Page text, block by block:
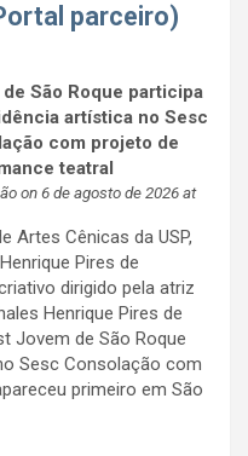
parceiro)
São Roque participa
artística no Sesc
com projeto de
teatral
on 6 de agosto de 2026 at
Artes Cênicas da USP,
Pires de
dirigido pela atriz
Henrique Pires de
Jovem de São Roque
Sesc Consolação com
primeiro em São